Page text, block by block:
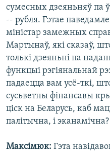
сумесных дзеяньняў па
-- рубля. Гэтае
міністар замежных
Мартынаў, які сказаў,
толькі дзеяньні па
функцыі рэгіянальнай
падаецца вам усё-ткі,
сусьветны фінансавы
ціск на Беларусь, каб
палітычна, і эканамічна?
Максімюк: Гэта